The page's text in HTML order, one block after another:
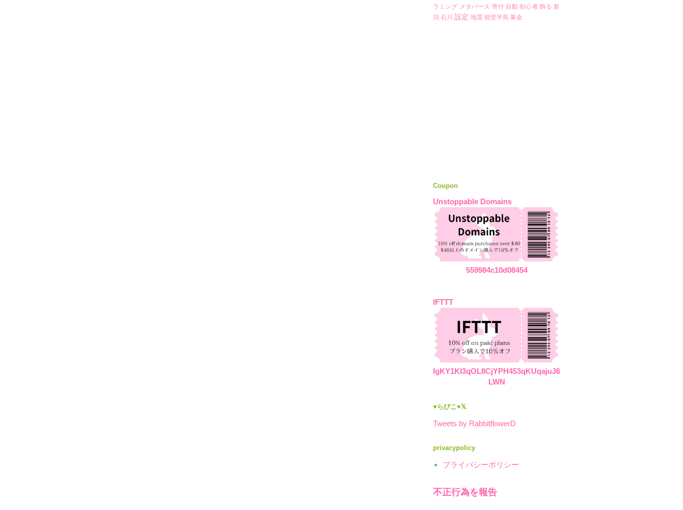
ラミング メタバース 寄付 自動 初心者 飾る 新
潟 石川 設定 地震 能登半島 募金
Coupon
Unstoppable Domains
559984c10d08454
IFTTT
IgKY1KI3qOL8CjYPH453qKUqajuJ6
LWN
♥らびこ♥𝕏
Tweets by RabbitflowerD
privacypolicy
プライバシーポリシー
不正行為を報告